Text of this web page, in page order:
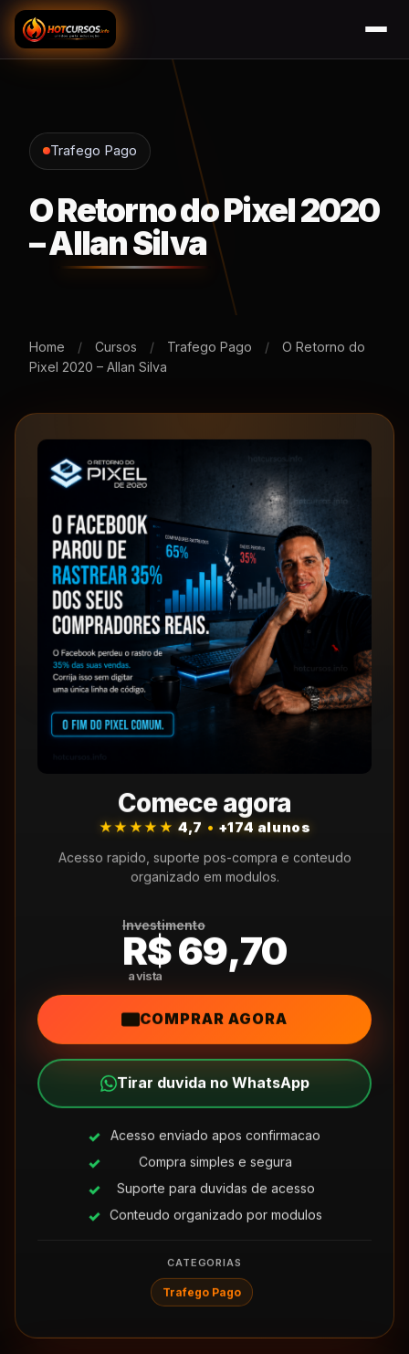
Trafego Pago
O Retorno do Pixel 2020
– Allan Silva
Home / Cursos / Trafego Pago /
O Retorno do
Pixel 2020 – Allan Silva
Comece agora
★★★★★ 4,7 • +174 alunos
Acesso rapido, suporte pos-compra e conteudo
organizado em modulos.
Investimento
R$ 69,70
COMPRAR AGORA
Tirar duvida no WhatsApp
Acesso enviado apos confirmacao
Compra simples e segura
Suporte para duvidas de acesso
Conteudo organizado por modulos
CATEGORIAS
Trafego Pago